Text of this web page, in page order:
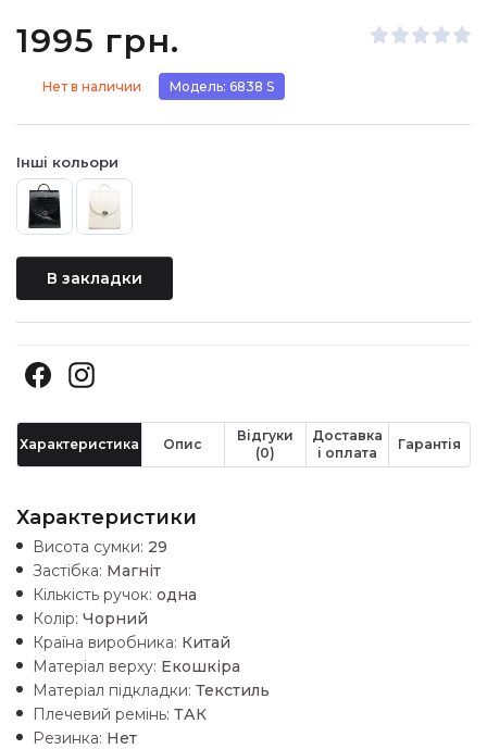
1995 грн.
Нет в наличии Модель: 6838 S
Інші кольори
В закладки
Характеристика Опис
Відгуки
(0)
Доставка
і оплата
Гарантія
Характеристики
Висота сумки: 29
Застібка: Магніт
Кількість ручок: одна
Колір: Чорний
Країна виробника: Китай
Матеріал верху: Екошкiра
Матеріал підкладки: Текстиль
Плечевий ремінь: ТАК
Резинка: Нет